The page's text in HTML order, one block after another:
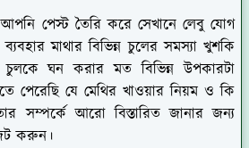
পেস্ট তৈরি করে সেখানে লেবু যোগ
মাথার বিভিন্ন চুলের সমস্যা খুশকি
ঘন করার মত বিভিন্ন উপকারটা
পেরেছি যে মেথির খাওয়ার নিয়ম ও কি
সম্পর্কে আরো বিস্তারিত জানার জন্য
করুন।